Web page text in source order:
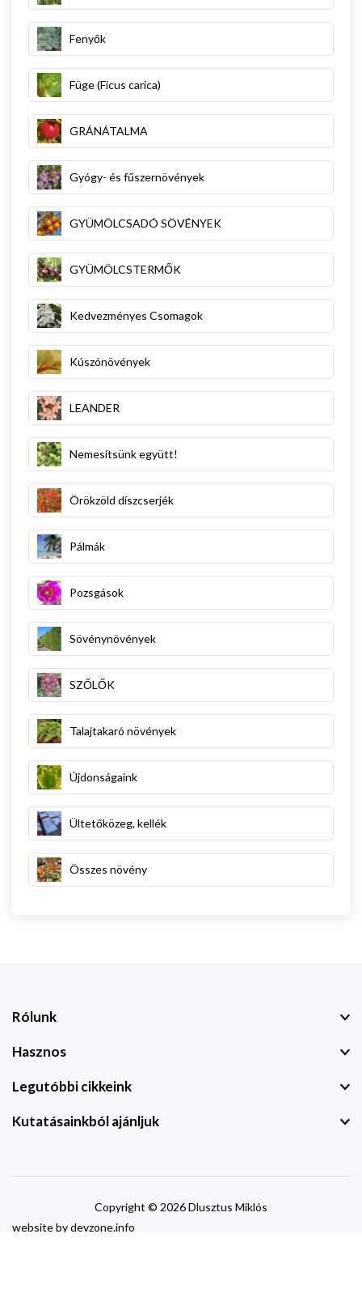
Fenyők
Füge (Ficus carica)
GRÁNÁTALMA
Gyógy- és fűszernövények
GYÜMÖLCSADÓ SÖVÉNYEK
GYÜMÖLCSTERMŐK
Kedvezményes Csomagok
Kúszónövények
LEANDER
Nemesítsünk együtt!
Örökzöld díszcserjék
Pálmák
Pozsgások
Sövénynövények
SZŐLŐK
Talajtakaró növények
Újdonságaink
Ültetőközeg, kellék
Összes növény
Rólunk
Hasznos
Legutóbbi cikkeink
Kutatásainkból ajánljuk
Copyright © 2026 Dlusztus Miklós
website bydevzone.info